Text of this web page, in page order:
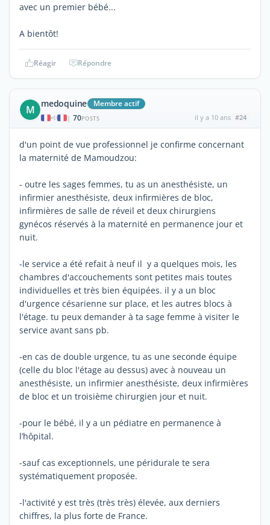
avec un premier bébé...
A bientôt!
Réagir Répondre
M medoquine Membre actif
| 70POSTS il y a 10 ans #24
d'un point de vue professionnel je confirme concernant
la maternité de Mamoudzou:
- outre les sages femmes, tu as un anesthésiste, un
infirmier anesthésiste, deux infirmières de bloc,
infirmières de salle de réveil et deux chirurgiens
gynécos réservés à la maternité en permanence jour et
nuit.
-le service a été refait à neuf il y a quelques mois, les
chambres d'accouchements sont petites mais toutes
individuelles et très bien équipées. il y a un bloc
d'urgence césarienne sur place, et les autres blocs à
l'étage. tu peux demander à ta sage femme à visiter le
service avant sans pb.
-en cas de double urgence, tu as une seconde équipe
(celle du bloc l'étage au dessus) avec à nouveau un
anesthésiste, un infirmier anesthésiste, deux infirmières
de bloc et un troisième chirurgien jour et nuit.
-pour le bébé, il y a un pédiatre en permanence à
l’hôpital.
-sauf cas exceptionnels, une péridurale te sera
systématiquement proposée.
-l'activité y est très (très très) élevée, aux derniers
chiffres, la plus forte de France.